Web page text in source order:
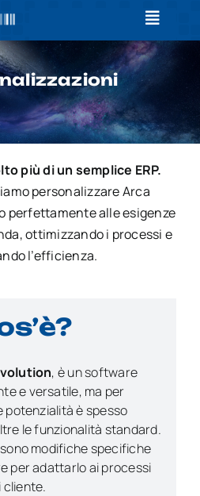
Toggle
Home
Formazione
News
Contatti
più di un semplice ERP.
personalizzare Arca
perfettamente alle esigenze
ottimizzando i processi e
l’efficienza.
, è un software
e versatile, ma per
è spesso
le funzionalità standard.
modifiche specifiche
per adattarlo ai processi
cliente.